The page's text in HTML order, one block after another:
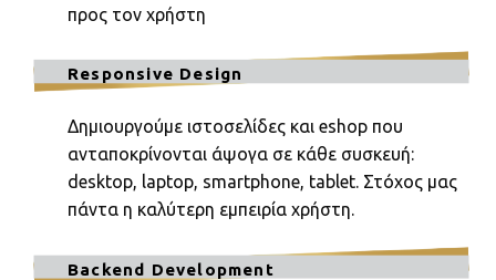
προς τον χρήστη
Responsive Design
Δημιουργούμε ιστοσελίδες και eshop που
ανταποκρίνονται άψογα σε κάθε συσκευή:
desktop, laptop, smartphone, tablet. Στόχος μας
πάντα η καλύτερη εμπειρία χρήστη.
Backend Development